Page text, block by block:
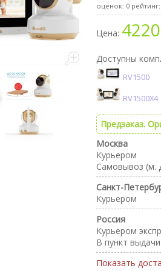
оценок: 0 рейтинг:
Цена:
Доступны
RV1500
RV1500X4
Предзаказ.
Москва
Курьером
Самовывоз (м.
Санкт-
Курьером
Россия
Курьером
В пункт
Показать